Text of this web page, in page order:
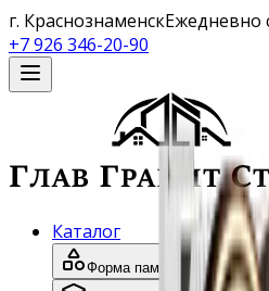
г. КраснознаменскЕжедневно
+7 926 346-20-90
Каталог
Форма памятников